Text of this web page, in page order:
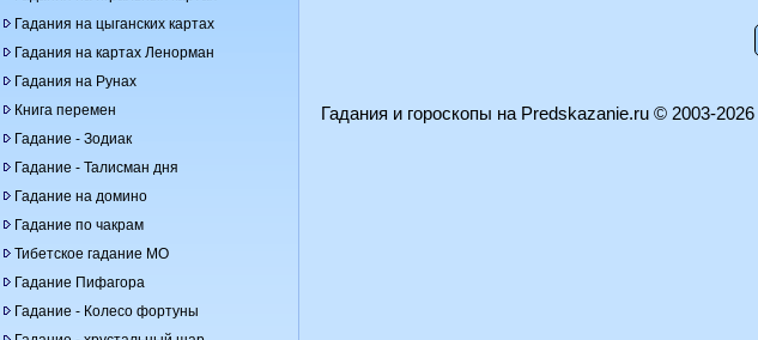
Гадания на цыганских картах
Гадания на картах Ленорман
Гадания на Рунах
Книга перемен
Гадание - Зодиак
Гадание - Талисман дня
Гадание на домино
Гадание по чакрам
Тибетское гадание МО
Гадание Пифагора
Гадание - Колесо фортуны
Гадания и гороскопы на Predskazanie.ru© 2003-2026